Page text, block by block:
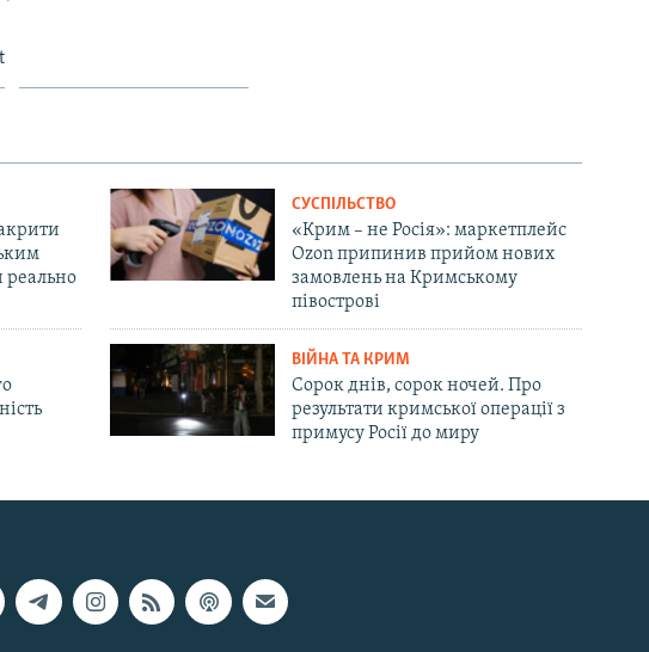
реально
СУСПІЛЬСТВО
«Крим – не Росія»: маркетплейс
Ozon припинив прийом нових
замовлень на Кримському
півострові
ВІЙНА ТА КРИМ
Сорок днів, сорок ночей. Про
результати кримської операції з
примусу Росії до миру